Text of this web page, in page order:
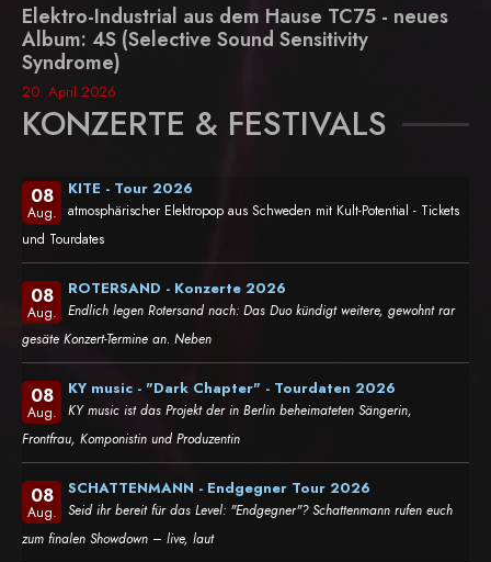
Elektro-Industrial aus dem Hause TC75 - neues
Album: 4S (Selective Sound Sensitivity
Syndrome)
20. April 2026
KONZERTE & FESTIVALS
08
Aug.
KITE - Tour 2026
atmosphärischer Elektropop aus Schweden mit Kult-Potential - Tickets
und Tourdates
08
Aug.
ROTERSAND - Konzerte 2026
Endlich legen Rotersand nach: Das Duo kündigt weitere, gewohnt rar
gesäte Konzert-Termine an. Neben
08
Aug.
KY music - "Dark Chapter" - Tourdaten 2026
KY music ist das Projekt der in Berlin beheimateten Sängerin,
Frontfrau, Komponistin und Produzentin
08
Aug.
SCHATTENMANN - Endgegner Tour 2026
Seid ihr bereit für das Level: "Endgegner"? Schattenmann rufen euch
zum finalen Showdown – live, laut